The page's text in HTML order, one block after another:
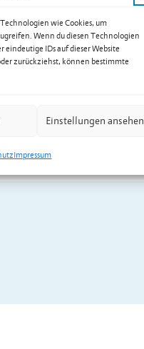
wie Cookies, um
Wenn du diesen Technologien
IDs auf dieser Website
zurückziehst, können bestimmte
Einstellungen ansehen
Impressum